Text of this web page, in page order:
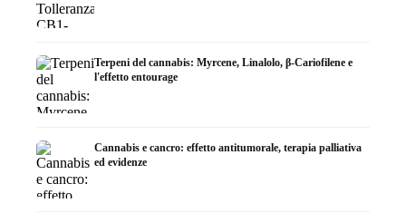
Terpeni del cannabis: Myrcene, Linalolo, β-Cariofilene e
l'effetto entourage
Cannabis e cancro: effetto antitumorale, terapia palliativa
ed evidenze